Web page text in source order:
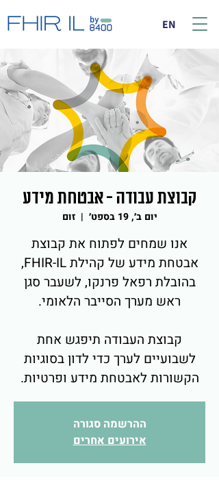
EN
קבוצת עבודה - אבטחת מידע
יום ב׳, 19 בספט׳
  |
זום
אנו שמחים לפתוח את קבוצת
אבטחת מידע של קהילת FHIR-IL,
בהובלת רפאל פרנקו, לשעבר סגן
קבוצת העבודה תיפגש אחת
לשבועיים לערך כדי לדון בסוגיות
הקשורות לאבטחת מידע ופרטיות.
ההרשמה סגורה
אירועים אחרים